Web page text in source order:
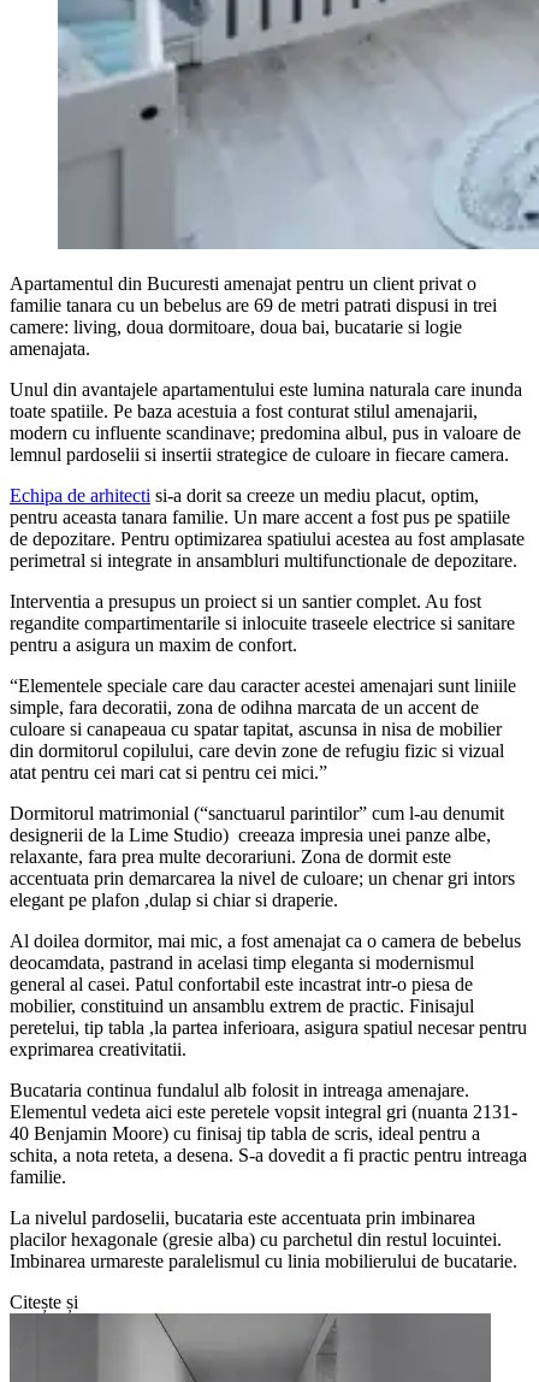
Apartamentul din Bucuresti amenajat pentru un client privat o
familie tanara cu un bebelus are 69 de metri patrati dispusi in trei
camere: living, doua dormitoare, doua bai, bucatarie si logie
amenajata.
Unul din avantajele apartamentului este lumina naturala care inunda
toate spatiile. Pe baza acestuia a fost conturat stilul amenajarii,
modern cu influente scandinave; predomina albul, pus in valoare de
lemnul pardoselii si insertii strategice de culoare in fiecare camera.
Echipa de arhitecti si-a dorit sa creeze un mediu placut, optim,
pentru aceasta tanara familie. Un mare accent a fost pus pe spatiile
de depozitare. Pentru optimizarea spatiului acestea au fost amplasate
perimetral si integrate in ansambluri multifunctionale de depozitare.
Interventia a presupus un proiect si un santier complet. Au fost
regandite compartimentarile si inlocuite traseele electrice si sanitare
pentru a asigura un maxim de confort.
“Elementele speciale care dau caracter acestei amenajari sunt liniile
simple, fara decoratii, zona de odihna marcata de un accent de
culoare si canapeaua cu spatar tapitat, ascunsa in nisa de mobilier
din dormitorul copilului, care devin zone de refugiu fizic si vizual
atat pentru cei mari cat si pentru cei mici.”
Dormitorul matrimonial (“sanctuarul parintilor” cum l-au denumit
designerii de la Lime Studio) creeaza impresia unei panze albe,
relaxante, fara prea multe decorariuni. Zona de dormit este
accentuata prin demarcarea la nivel de culoare; un chenar gri intors
elegant pe plafon ,dulap si chiar si draperie.
Al doilea dormitor, mai mic, a fost amenajat ca o camera de bebelus
deocamdata, pastrand in acelasi timp eleganta si modernismul
general al casei. Patul confortabil este incastrat intr-o piesa de
mobilier, constituind un ansamblu extrem de practic. Finisajul
peretelui, tip tabla ,la partea inferioara, asigura spatiul necesar pentru
exprimarea creativitatii.
Bucataria continua fundalul alb folosit in intreaga amenajare.
Elementul vedeta aici este peretele vopsit integral gri (nuanta 2131-
40 Benjamin Moore) cu finisaj tip tabla de scris, ideal pentru a
schita, a nota reteta, a desena. S-a dovedit a fi practic pentru intreaga
familie.
La nivelul pardoselii, bucataria este accentuata prin imbinarea
placilor hexagonale (gresie alba) cu parchetul din restul locuintei.
Imbinarea urmareste paralelismul cu linia mobilierului de bucatarie.
Citește și